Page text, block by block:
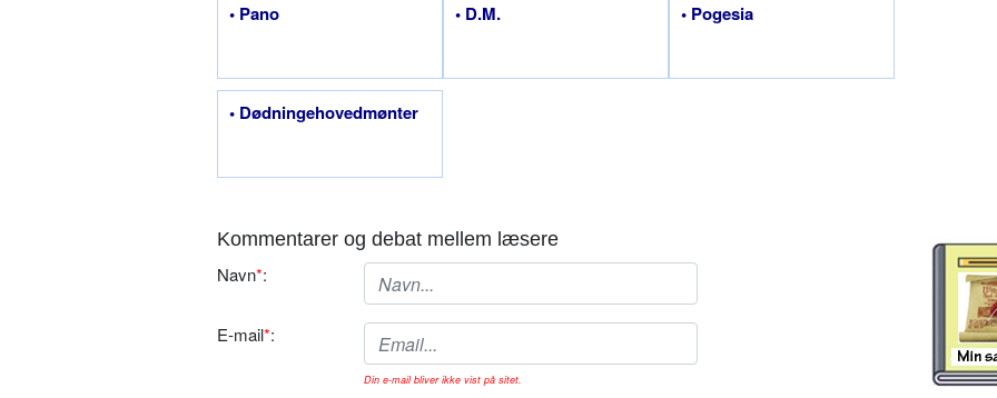
• Pano • D.M. • Pogesia
• Dødningehovedmønter
Kommentarer og debat mellem læsere
Navn*:
E-mail*:
Din e-mail bliver ikke vist på sitet.